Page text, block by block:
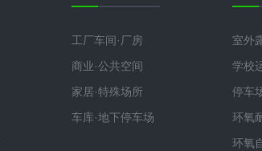
工厂车间·厂房
商业·公共空间
家居·特殊场所
车库·地下停车场
室外
学校
停车
环氧
环氧